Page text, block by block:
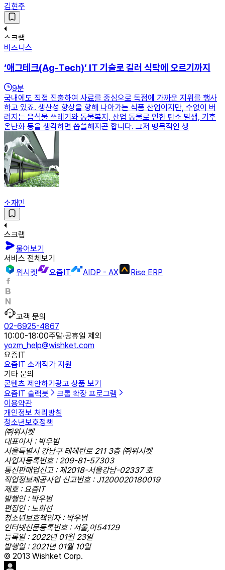
김현주
스크랩
비즈니스
‘애그테크(Ag-Tech)’ IT 기술로 길러 식탁에 오르기까지
9분
국내에도 직접 진출하여 사료를 중심으로 독점에 가까운 지위를 행사
하고 있죠. 생산성 향상을 향해 나아가는 식품 산업이지만, 수없이 버
려지는 음식물 쓰레기와 동물복지, 산업 동물로 인한 탄소 발생, 기후
온난화 등을 생각하면 씁쓸해지곤 합니다. 그저 맹목적인 생
소재민
스크랩
물어보기
서비스 전체보기
위시켓
요즘IT AIDP - AX Rise ERP
고객 문의
02-6925-4867
10:00-18:00주말·공휴일 제외
yozm_help@wishket.com
요즘IT
요즘IT 소개작가 지원
기타 문의
콘텐츠 제안하기광고 상품 보기
요즘IT 슬랙봇
크롬 확장 프로그램
이용약관
개인정보 처리방침
청소년보호정책
㈜위시켓
대표이사 : 박우범
서울특별시 강남구 테헤란로 211 3층 ㈜위시켓
사업자등록번호 : 209-81-57303
통신판매업신고 : 제2018-서울강남-02337 호
직업정보제공사업 신고번호 : J1200020180019
제호 : 요즘IT
발행인 : 박우범
편집인 : 노희선
청소년보호책임자 : 박우범
인터넷신문등록번호 : 서울,아54129
등록일 : 2022년 01월 23일
발행일 : 2021년 01월 10일
© 2013 Wishket Corp.